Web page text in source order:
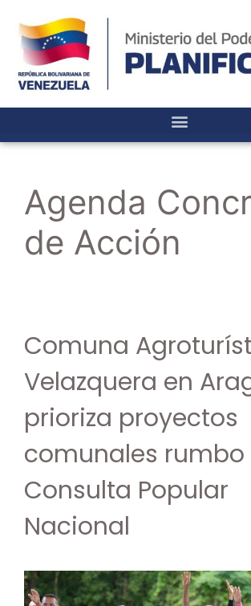
Agenda
de Acción
Comuna
Velazquera en
prioriza proyectos
comunales rumbo
Consulta Popular
Nacional